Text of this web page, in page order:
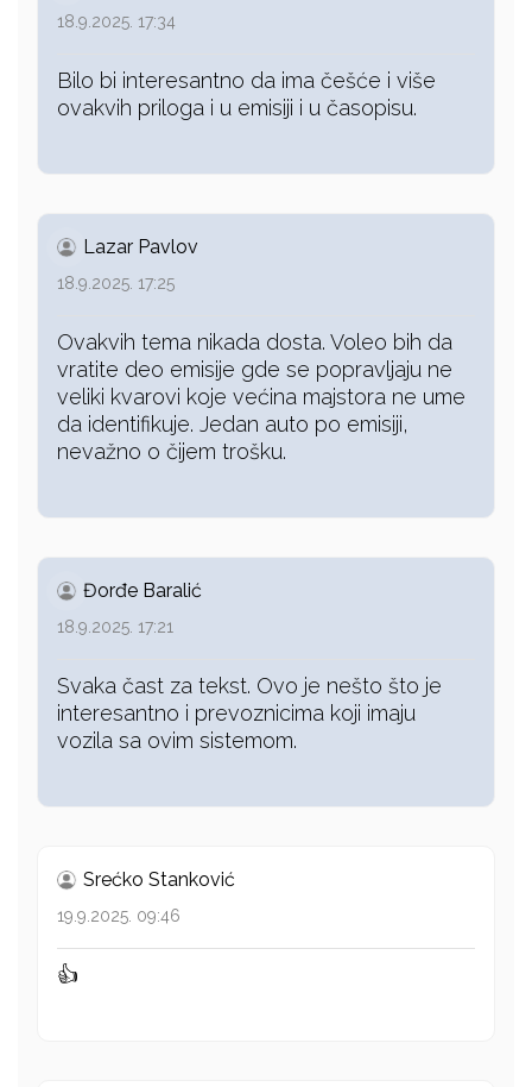
18.9.2025. 17:34
Bilo bi interesantno da ima češće i više
ovakvih priloga i u emisiji i u časopisu.
Lazar Pavlov
18.9.2025. 17:25
Ovakvih tema nikada dosta. Voleo bih da
vratite deo emisije gde se popravljaju ne
veliki kvarovi koje većina majstora ne ume
da identifikuje. Jedan auto po emisiji,
nevažno o čijem trošku.
Đorđe Baralić
18.9.2025. 17:21
Svaka čast za tekst. Ovo je nešto što je
interesantno i prevoznicima koji imaju
vozila sa ovim sistemom.
Srećko Stanković
19.9.2025. 09:46
👍